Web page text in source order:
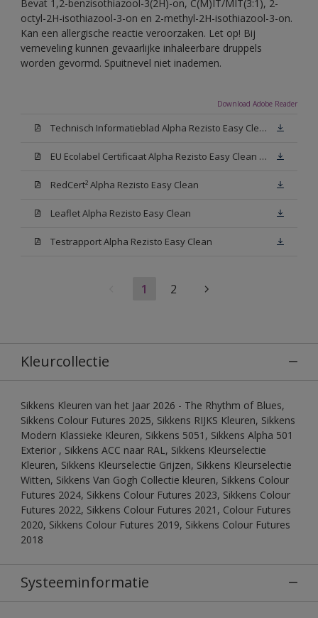
Bevat 1,2-benzisothiazool-3(2H)-on, C(M)IT/MIT(3:1), 2-
octyl-2H-isothiazool-3-on en 2-methyl-2H-isothiazool-3-on.
Kan een allergische reactie veroorzaken. Let op! Bij
verneveling kunnen gevaarlijke inhaleerbare druppels
worden gevormd. Spuitnevel niet inademen.
Download Adobe Reader
Technisch Informatieblad Alpha Rezisto Easy Clean (PDF)
EU Ecolabel Certificaat Alpha Rezisto Easy Clean Mat
RedCert² Alpha Rezisto Easy Clean
Leaflet Alpha Rezisto Easy Clean
Testrapport Alpha Rezisto Easy Clean
1 2
Kleurcollectie
Sikkens Kleuren van het Jaar 2026 - The Rhythm of Blues,
Sikkens Colour Futures 2025, Sikkens RIJKS Kleuren, Sikkens
Modern Klassieke Kleuren, Sikkens 5051, Sikkens Alpha 501
Exterior , Sikkens ACC naar RAL, Sikkens Kleurselectie
Kleuren, Sikkens Kleurselectie Grijzen, Sikkens Kleurselectie
Witten, Sikkens Van Gogh Collectie kleuren, Sikkens Colour
Futures 2024, Sikkens Colour Futures 2023, Sikkens Colour
Futures 2022, Sikkens Colour Futures 2021, Colour Futures
2020, Sikkens Colour Futures 2019, Sikkens Colour Futures
2018
Systeeminformatie